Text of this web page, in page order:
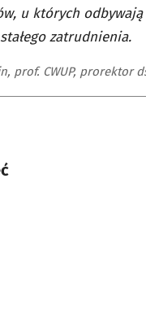
u których
zatrudnienia.
prof. CWUP, prorektor